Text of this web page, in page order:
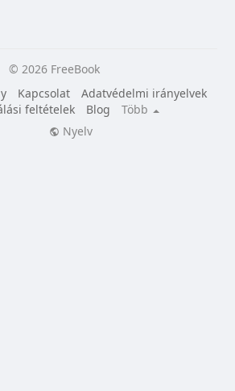
© 2026 FreeBook
Kapcsolat
Adatvédelmi irányelvek
feltételek
Blog
Több
Nyelv